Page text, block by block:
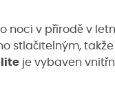
noci v přírodě v
stlačitelným,
je vybaven